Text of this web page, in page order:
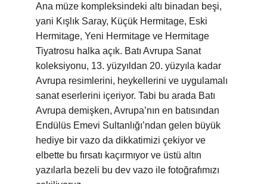
Ana müze kompleksindeki altı binadan beşi,
yani Kışlık Saray, Küçük Hermitage, Eski
Hermitage, Yeni Hermitage ve Hermitage
Tiyatrosu halka açık. Batı Avrupa Sanat
koleksiyonu, 13. yüzyıldan 20. yüzyıla kadar
Avrupa resimlerini, heykellerini ve uygulamalı
sanat eserlerini içeriyor. Tabi bu arada Batı
Avrupa demişken, Avrupa’nın en batısından
Endülüs Emevi Sultanlığı’ndan gelen büyük
hediye bir vazo da dikkatimizi çekiyor ve
elbette bu fırsatı kaçırmıyor ve üstü altın
yazılarla bezeli bu dev vazo ile fotoğrafımızı